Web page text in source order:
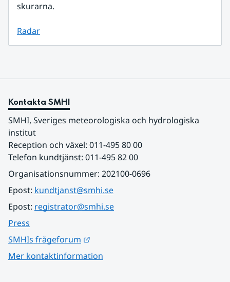
skurarna.
Radar
Kontakta SMHI
SMHI, Sveriges meteorologiska och hydrologiska
institut
Reception och växel: 011-495 80 00
Telefon kundtjänst: 011-495 82 00
Organisationsnummer: 202100-0696
Epost: kundtjanst@smhi.se
Epost: registrator@smhi.se
Press
SMHIs frågeforum
Mer kontaktinformation